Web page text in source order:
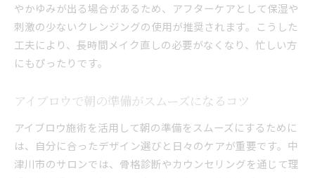
やかゆみが出る場合があるため、アフターケアとして保湿や
刺激の少ないクレンジングの使用が推奨されます。こうした
工夫により、長時間メイク直しの必要がなくなり、忙しい方
にもぴったりです。
アイブロウで朝の準備がスムーズになるコツ
アイブロウ施術を活用して朝の準備をスムーズにするために
は、自分に合ったデザイン選びと日々のケアが重要です。中
津川市のサロンでは、骨格診断やカウンセリングを通じて理